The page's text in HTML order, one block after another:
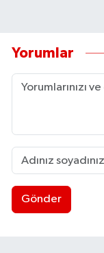
Yorumlar
Gönder